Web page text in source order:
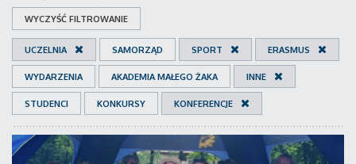
WYCZYŚĆ FILTROWANIE
UCZELNIA SAMORZĄD SPORT ERASMUS
WYDARZENIA AKADEMIA MAŁEGO ŻAKA INNE
STUDENCI KONKURSY KONFERENCJE